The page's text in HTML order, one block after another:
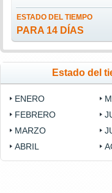
ESTADO DEL TIEMPO
PARA 14 DÍAS
Estado del
ENERO
FEBRERO
MARZO
ABRIL